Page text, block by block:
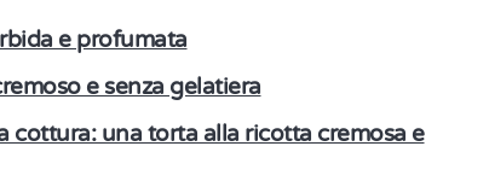
e profumata
e senza gelatiera
cottura: una torta alla ricotta cremosa e